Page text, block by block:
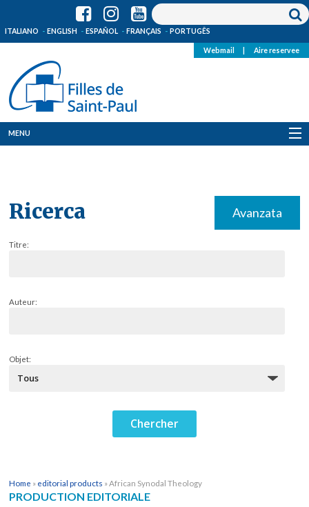
ITALIANO ENGLISH ESPAÑOL FRANÇAIS PORTUGÊS
Webmail Aire reservee
MENU
Ricerca Avanzata
Titre:
Auteur:
Objet:
Home » editorial products »African Synodal Theology
PRODUCTION EDITORIALE